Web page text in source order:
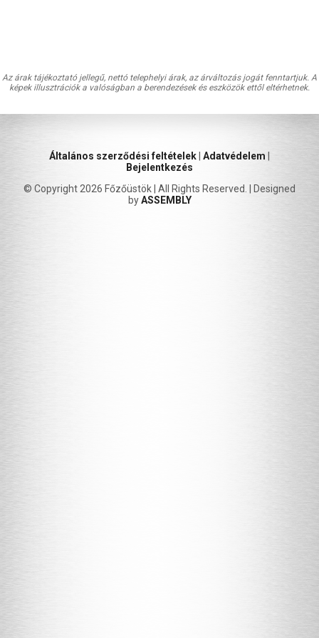
Az árak tájékoztató jellegű, nettó telephelyi árak, az árváltozás jogát fenntartjuk. A
képek illusztrációk a valóságban a berendezések és eszközök ettől eltérhetnek.
Általános szerződési feltételek Adatvédelem
Bejelentkezés
© Copyright 2026 Főzőüstök | All Rights Reserved. | Designed
byASSEMBLY